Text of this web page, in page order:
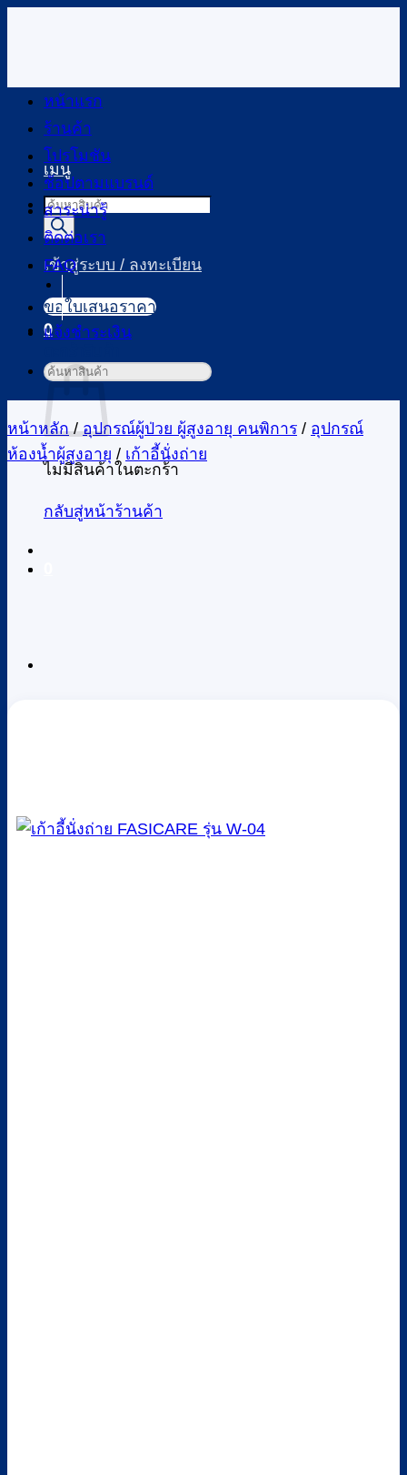
เนื้อหา
เมนู
Products
search
เข้าสู่ระบบ / ลงทะเบียน
0
ไม่มีสินค้าในตะกร้า
กลับสู่หน้าร้านค้า
หน้าแรก
ร้านค้า
โปรโมชัน
ช้อปตามแบรนด์
สาระน่ารู้
ติดต่อเรา
FAQ
ขอใบเสนอราคา
แจ้งชำระเงิน
ค้นหา:
หน้าหลัก / อุปกรณ์ผู้ป่วย ผู้สูงอายุ คนพิการ / อุปกรณ์
ห้องน้ำผู้สูงอายุ / เก้าอี้นั่งถ่าย